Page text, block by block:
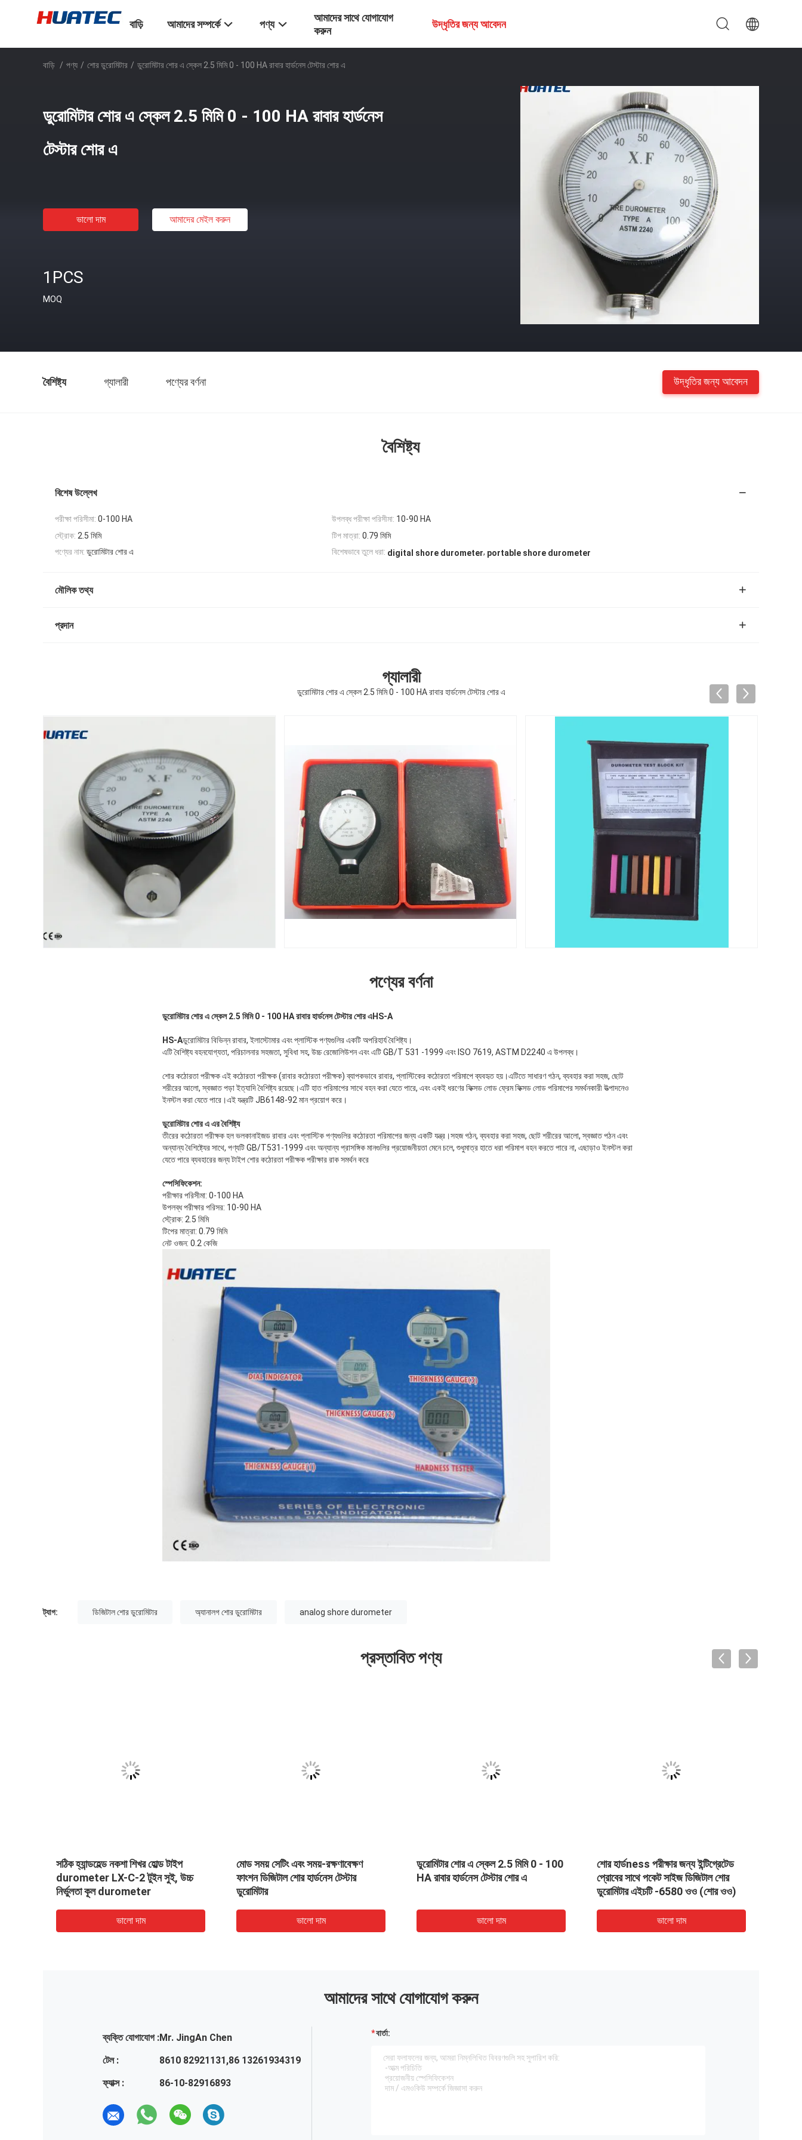
বাড়ি আমাদের সম্পর্কে পণ্য
আমাদের সাথে যোগাযোগ
করুন
উদ্ধৃতির জন্য আবেদন
বাড়ি / পণ্য / শোর ডুরোমিটার / ডুরোমিটার শোর এ স্কেল 2.5 মিমি 0 - 100 HA রাবার হার্ডনেস টেস্টার শোর এ
ডুরোমিটার শোর এ স্কেল 2.5 মিমি 0 - 100 HA রাবার হার্ডনেস
টেস্টার শোর এ
ভালো দাম আমাদের মেইল ​​করুন
1PCS
MOQ
বৈশিষ্ট্য গ্যালারী পণ্যের বর্ণনা উদ্ধৃতির জন্য আবেদন
বৈশিষ্ট্য
বিশেষ উল্লেখ
পরীক্ষা পরিসীমা: 0-100 HA উপলব্ধ পরীক্ষা পরিসীমা: 10-90 HA
স্ট্রোক: 2.5 মিমি টিপ মাত্রা: 0.79 মিমি
পণ্যের নাম: ডুরোমিটার শোর এ বিশেষভাবে তুলে ধরা: digital shore durometer, portable shore durometer
মৌলিক তথ্য
প্রদান
গ্যালারী
ডুরোমিটার শোর এ স্কেল 2.5 মিমি 0 - 100 HA রাবার হার্ডনেস টেস্টার শোর এ
পণ্যের বর্ণনা
ডুরোমিটার শোর এ স্কেল 2.5 মিমি 0 - 100 HA রাবার হার্ডনেস টেস্টার শোর এHS-A
HS-Aডুরোমিটার বিভিন্ন রাবার, ইলাস্টোমার এবং প্লাস্টিক পণ্যগুলির একটি অপরিহার্য বৈশিষ্ট্য।
এটি বৈশিষ্ট্য বহনযোগ্যতা, পরিচালনার সহজতা, সুবিধা সহ, উচ্চ রেজোলিউশন এবং এটি GB/T 531 -1999 এবং ISO 7619, ASTM D2240 এ উপলব্ধ।
শোর কঠোরতা পরীক্ষক এই কঠোরতা পরীক্ষক (রাবার কঠোরতা পরীক্ষক) ব্যাপকভাবে রাবার, প্লাস্টিকের কঠোরতা পরিমাপে ব্যবহৃত হয়।এটিতে সাধারণ গঠন, ব্যবহার করা সহজ, ছোট
শরীরের আলো, স্বজ্ঞাত পড়া ইত্যাদি বৈশিষ্ট্য রয়েছে।এটি হাত পরিমাপের সাথে বহন করা যেতে পারে, এবং একই ধরণের ফিক্সড লোড ফ্রেম ফিক্সড লোড পরিমাপের সমর্থনকারী উত্পাদনেও
ইনস্টল করা যেতে পারে।এই যন্ত্রটি JB6148-92 মান প্রয়োগ করে।
ডুরোমিটার শোর এ এর ​​বৈশিষ্ট্য
তীরের কঠোরতা পরীক্ষক হল ভলকানাইজড রাবার এবং প্লাস্টিক পণ্যগুলির কঠোরতা পরিমাপের জন্য একটি যন্ত্র।সহজ গঠন, ব্যবহার করা সহজ, ছোট শরীরের আলো, স্বজ্ঞাত পঠন এবং
অন্যান্য বৈশিষ্ট্যের সাথে, পণ্যটি GB/T531-1999 এবং অন্যান্য প্রাসঙ্গিক মানগুলির প্রয়োজনীয়তা মেনে চলে, শুধুমাত্র হাতে ধরা পরিমাপ বহন করতে পারে না, এছাড়াও ইনস্টল করা
যেতে পারে ব্যবহারের জন্য টাইপ শোর কঠোরতা পরীক্ষক পরীক্ষার রাক সমর্থন করে
স্পেসিফিকেশন:
পরীক্ষার পরিসীমা: 0-100 HA
উপলব্ধ পরীক্ষার পরিসর: 10-90 HA
স্ট্রোক: 2.5 মিমি
টিপের মাত্রা: 0.79 মিমি
নেট ওজন: 0.2 কেজি
ট্যাগ: ডিজিটাল শোর ডুরোমিটার অ্যানালগ শোর ডুরোমিটার analog shore durometer
প্রস্তাবিত পণ্য
সঠিক হ্যান্ডহেল্ড নকশা শিখর হোল্ড টাইপ
durometer LX-C-2 টুইন সুই, উচ্চ
নির্ভুলতা কূল durometer
ভালো দাম
মোড সময় সেটিং এবং সময়-রক্ষণাবেক্ষণ
ফাংশন ডিজিটাল শোর হার্ডনেস টেস্টার
ডুরোমিটার
ভালো দাম
ডুরোমিটার শোর এ স্কেল 2.5 মিমি 0 - 100
HA রাবার হার্ডনেস টেস্টার শোর এ
ভালো দাম
শোর হার্ডness পরীক্ষার জন্য ইন্টিগ্রেটেড
প্রোবের সাথে পকেট সাইজ ডিজিটাল শোর
ডুরোমিটার এইচটি -6580 ওও (শোর ওও)
ভালো দাম
আমাদের সাথে যোগাযোগ করুন
ব্যক্তি যোগাযোগ :Mr. JingAn Chen
টেল :
8610 82921131,86 13261934319
ফ্যাক্স :
86-10-82916893
বার্তা: